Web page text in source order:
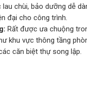
chùi, bảo dưỡng dễ
đại cho công trình.
Rất được ưa chuộng
khu vực thông tầng
căn biệt thự song lập.